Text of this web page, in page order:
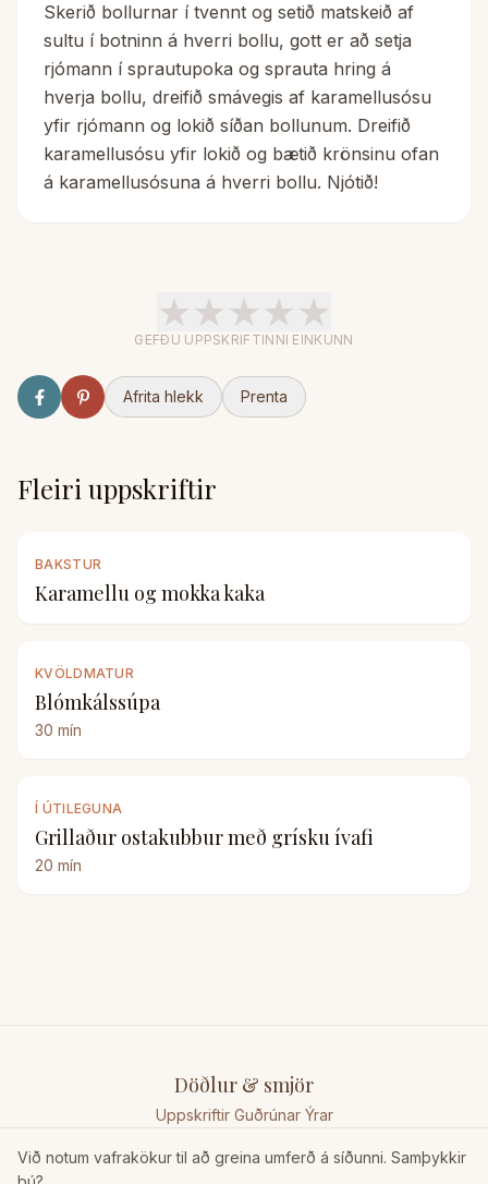
Skerið bollurnar í tvennt og setið matskeið af
sultu í botninn á hverri bollu, gott er að setja
rjómann í sprautupoka og sprauta hring á
hverja bollu, dreifið smávegis af karamellusósu
yfir rjómann og lokið síðan bollunum. Dreifið
karamellusósu yfir lokið og bætið krönsinu ofan
á karamellusósuna á hverri bollu. Njótið!
★★★★★
GEFÐU UPPSKRIFTINNI EINKUNN
Afrita hlekk Prenta
Fleiri uppskriftir
BAKSTUR
Karamellu og mokka kaka
KVÖLDMATUR
Blómkálssúpa
30 mín
Í ÚTILEGUNA
Grillaður ostakubbur með grísku ívafi
20 mín
Döðlur & smjör
Uppskriftir Guðrúnar Ýrar
Við notum vafrakökur til að greina umferð á síðunni. Samþykkir